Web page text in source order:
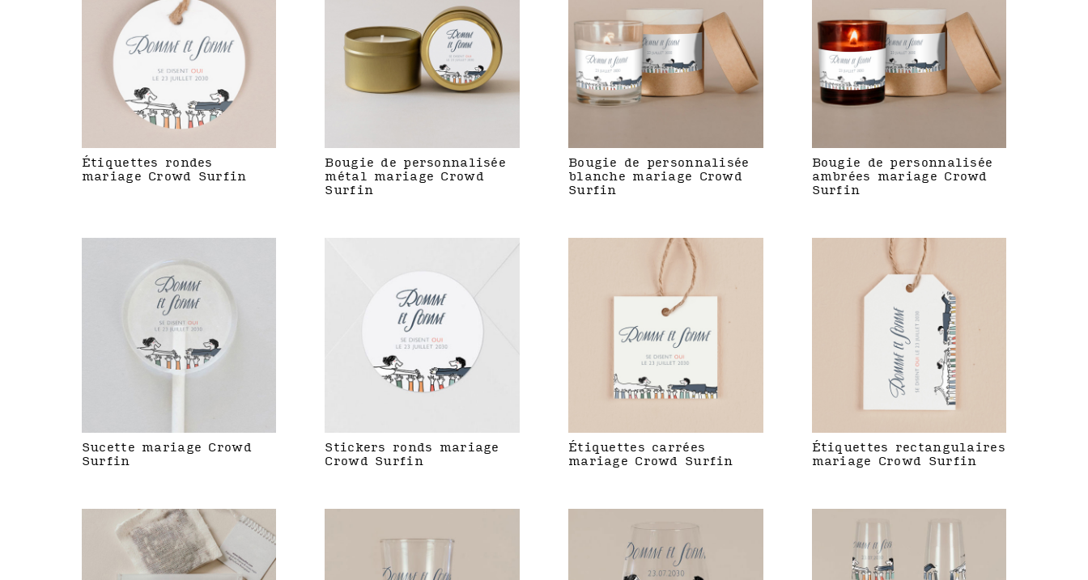
Étiquettes rondes
mariage Crowd Surfin
Bougie de personnalisée
métal mariage Crowd
Surfin
Bougie de personnalisée
blanche mariage Crowd
Surfin
Bougie de personnalisée
ambrées mariage Crowd
Surfin
Sucette mariage Crowd
Surfin
Stickers ronds mariage
Crowd Surfin
Étiquettes carrées
mariage Crowd Surfin
Étiquettes rectangulaires
mariage Crowd Surfin